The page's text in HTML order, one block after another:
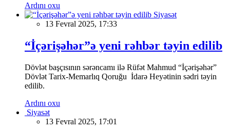
Ardını oxu
Siyasət
13 Fevral 2025, 17:33
“İçərişəhər”ə yeni rəhbər təyin edilib
Dövlət başçısının sərəncamı ilə Rüfət Mahmud “İçərişəhər”
Dövlət Tarix-Memarlıq Qoruğu İdarə Heyətinin sədri təyin
edilib.
Ardını oxu
Siyasət
13 Fevral 2025, 17:01